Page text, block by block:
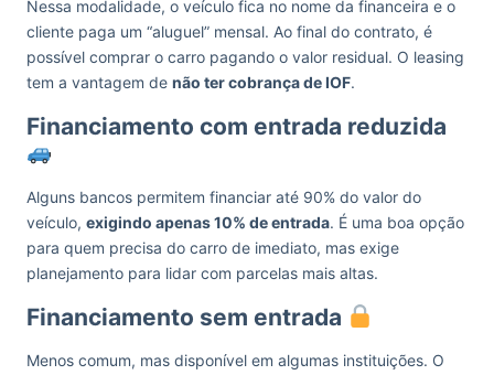
Nessa modalidade, o veículo fica no nome da financeira e o
cliente paga um “aluguel” mensal. Ao final do contrato, é
possível comprar o carro pagando o valor residual. O leasing
tem a vantagem de não ter cobrança de IOF.
Financiamento com entrada reduzida
Alguns bancos permitem financiar até 90% do valor do
veículo, exigindo apenas 10% de entrada. É uma boa opção
para quem precisa do carro de imediato, mas exige
planejamento para lidar com parcelas mais altas.
Financiamento sem entrada
Menos comum, mas disponível em algumas instituições. O